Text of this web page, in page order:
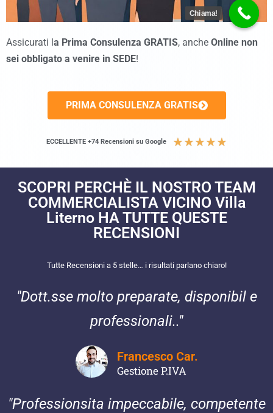
Assicurati la Prima Consulenza GRATIS, anche Online non
sei obbligato a venire in SEDE!
PRIMA CONSULENZA GRATIS
ECCELLENTE +74 Recensioni su Google ★★★★★
SCOPRI PERCHÈ IL NOSTRO TEAM
COMMERCIALISTA VICINO Villa
Literno HA TUTTE QUESTE
RECENSIONI​
Tutte Recensioni a 5 stelle… i risultati parlano chiaro!
"Dott.sse molto preparate, disponibil e
professionali.."
Francesco Car.
Gestione P.IVA
"Professionsita impeccabile, competente
Chiama!